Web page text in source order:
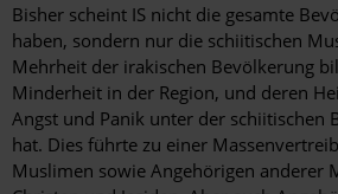
Bisher scheint IS nicht die gesamte
haben, sondern nur die schiitischen
Mehrheit der irakischen Bevölkerung
Minderheit in der Region, und deren
Angst und Panik unter der schiitischen
hat. Dies führte zu einer
Muslimen sowie Angehörigen anderer